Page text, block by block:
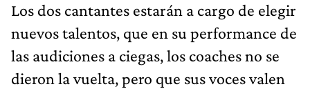
Los dos cantantes estarán a cargo de elegir
nuevos talentos, que en su performance de
las audiciones a ciegas, los coaches no se
dieron la vuelta, pero que sus voces valen